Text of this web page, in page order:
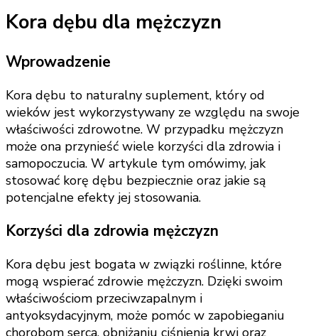
Kora dębu dla mężczyzn
Wprowadzenie
Kora dębu to naturalny suplement, który od
wieków jest wykorzystywany ze względu na swoje
właściwości zdrowotne. W przypadku mężczyzn
może ona przynieść wiele korzyści dla zdrowia i
samopoczucia. W artykule tym omówimy, jak
stosować korę dębu bezpiecznie oraz jakie są
potencjalne efekty jej stosowania.
Korzyści dla zdrowia mężczyzn
Kora dębu jest bogata w związki roślinne, które
mogą wspierać zdrowie mężczyzn. Dzięki swoim
właściwościom przeciwzapalnym i
antyoksydacyjnym, może pomóc w zapobieganiu
chorobom serca, obniżaniu ciśnienia krwi oraz